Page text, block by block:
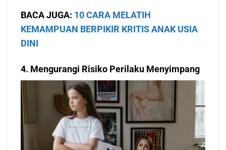
BACA JUGA: 10 CARA MELATIH
KEMAMPUAN BERPIKIR KRITIS ANAK USIA
DINI
4. Mengurangi Risiko Perilaku Menyimpang